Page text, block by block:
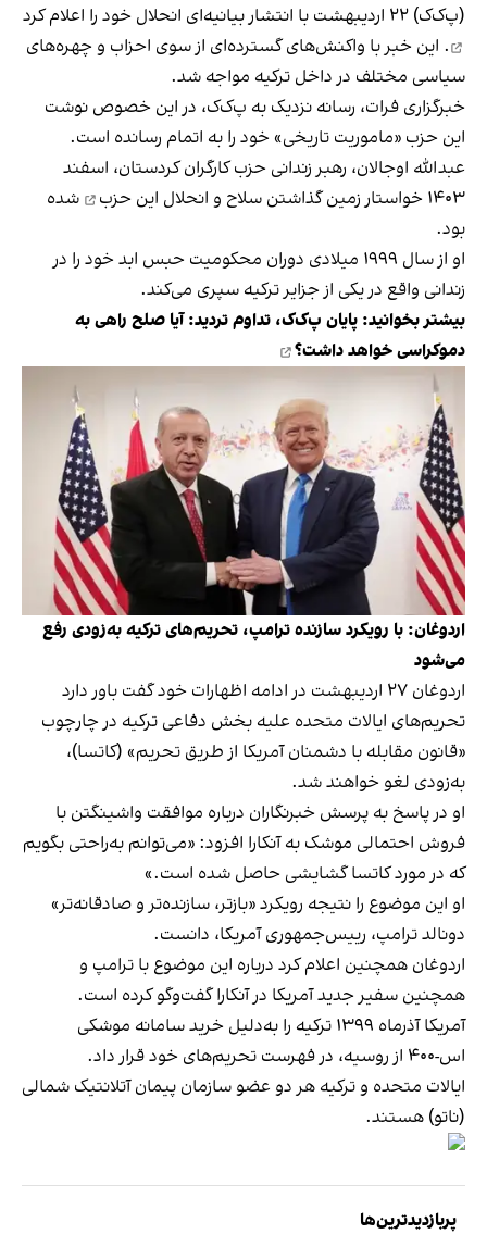
(پ‌ک‌ک) ۲۲ اردیبهشت با انتشار بیانیه‌ای
انحلال خود را اعلام کرد
. این خبر با واکنش‌های گسترده‌ای از سوی احزاب و چهره‌های
سیاسی مختلف در داخل ترکیه مواجه شد.
خبرگزاری فرات، رسانه نزدیک به پ‌ک‌ک، در این خصوص نوشت
این حزب «ماموریت تاریخی» خود را به اتمام رسانده است.
عبد‌الله اوجالان، رهبر زندانی حزب کارگران کردستان، اسفند
۱۴۰۳ خواستار
زمین گذاشتن سلاح و انحلال این حزب
شده
بود.
او از سال ۱۹۹۹ میلادی دوران محکومیت حبس ابد خود را در
زندانی واقع در یکی از جزایر ترکیه سپری می‌کند.
بیشتر بخوانید: پایان پ‌ک‌ک، تداوم تردید: آیا صلح راهی به
دموکراسی خواهد داشت؟
اردوغان: با رویکرد سازنده ترامپ، تحریم‌های ترکیه به‌زودی رفع
می‌شود
اردوغان ۲۷ اردیبهشت در ادامه اظهارات خود گفت باور دارد
تحریم‌های ایالات متحده علیه بخش دفاعی ترکیه در چارچوب
«قانون مقابله با دشمنان آمریکا از طریق تحریم» (کاتسا)،
به‌زودی لغو خواهند شد.
او در پاسخ به پرسش خبرنگاران درباره موافقت واشینگتن با
فروش احتمالی موشک به آنکارا افزود: «می‌توانم به‌راحتی بگویم
که در مورد کاتسا گشایشی حاصل شده است.»
او این موضوع را نتیجه رویکرد «بازتر، سازنده‌تر و صادقانه‌تر»
دونالد ترامپ، رییس‌جمهوری آمریکا، دانست.
اردوغان همچنین اعلام کرد درباره این موضوع با ترامپ و
همچنین سفیر جدید آمریکا در آنکارا گفت‌وگو کرده است.
آمریکا آذرماه ۱۳۹۹ ترکیه را به‌دلیل خرید سامانه موشکی
اس-۴۰۰ از روسیه، در فهرست تحریم‌های خود قرار داد.
ایالات متحده و ترکیه هر دو عضو سازمان پیمان آتلانتیک شمالی
(ناتو) هستند.
پربازدیدترین‌ها